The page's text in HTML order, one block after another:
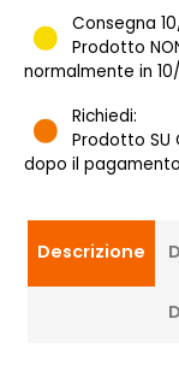
Consegna
Prodotto
normalmente in
Richiedi:
Prodotto SU
dopo il
Descrizione